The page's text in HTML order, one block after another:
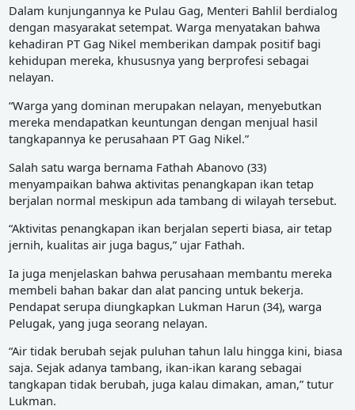
Dalam kunjungannya ke Pulau Gag, Menteri Bahlil berdialog
dengan masyarakat setempat. Warga menyatakan bahwa
kehadiran PT Gag Nikel memberikan dampak positif bagi
kehidupan mereka, khususnya yang berprofesi sebagai
nelayan.
“Warga yang dominan merupakan nelayan, menyebutkan
mereka mendapatkan keuntungan dengan menjual hasil
tangkapannya ke perusahaan PT Gag Nikel.”
Salah satu warga bernama Fathah Abanovo (33)
menyampaikan bahwa aktivitas penangkapan ikan tetap
berjalan normal meskipun ada tambang di wilayah tersebut.
“Aktivitas penangkapan ikan berjalan seperti biasa, air tetap
jernih, kualitas air juga bagus,” ujar Fathah.
Ia juga menjelaskan bahwa perusahaan membantu mereka
membeli bahan bakar dan alat pancing untuk bekerja.
Pendapat serupa diungkapkan Lukman Harun (34), warga
Pelugak, yang juga seorang nelayan.
“Air tidak berubah sejak puluhan tahun lalu hingga kini, biasa
saja. Sejak adanya tambang, ikan-ikan karang sebagai
tangkapan tidak berubah, juga kalau dimakan, aman,” tutur
Lukman.